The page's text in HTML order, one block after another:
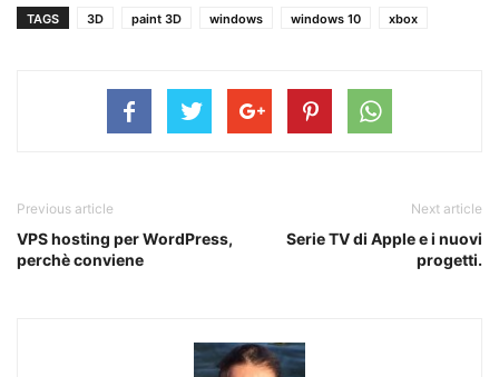
TAGS 3D paint 3D windows windows 10 xbox
Previous article
VPS hosting per WordPress,
perchè conviene
Next article
Serie TV di Apple e i nuovi
progetti.